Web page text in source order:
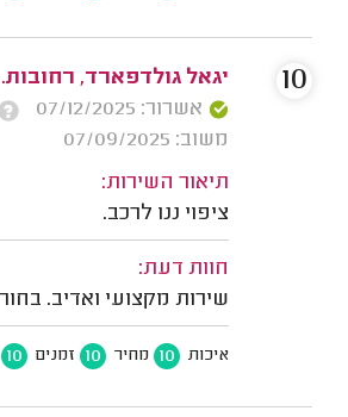
יגאל גולדפארד, רחובות.
אשרור: 07/12/2025
משוב: 07/09/2025
תיאור השירות:
ציפוי ננו לרכב.
חוות דעת:
שירות מקצועי ואדיב.
איכות 10 מחיר 10 זמנים 10
10